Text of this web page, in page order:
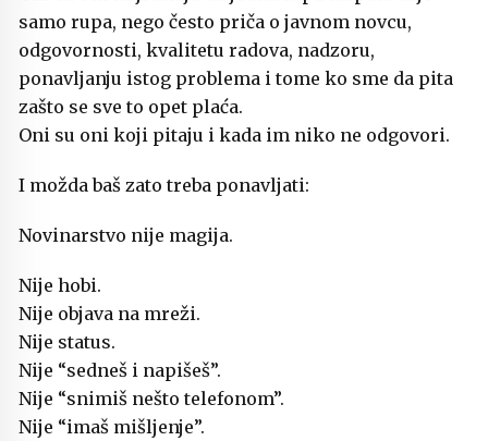
samo rupa, nego često priča o javnom novcu,
odgovornosti, kvalitetu radova, nadzoru,
ponavljanju istog problema i tome ko sme da pita
zašto se sve to opet plaća.
Oni su oni koji pitaju i kada im niko ne odgovori.
I možda baš zato treba ponavljati:
Novinarstvo nije magija.
Nije hobi.
Nije objava na mreži.
Nije status.
Nije “sedneš i napišeš”.
Nije “snimiš nešto telefonom”.
Nije “imaš mišljenje”.